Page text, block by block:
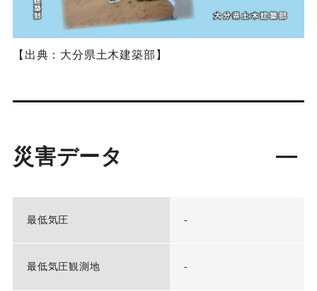
【出典：大分県土木建築部】
災害データ
最低気圧 -
最低気圧観測地 -